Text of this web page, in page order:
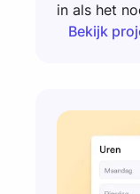
in als het
Bekijk
Bekijk